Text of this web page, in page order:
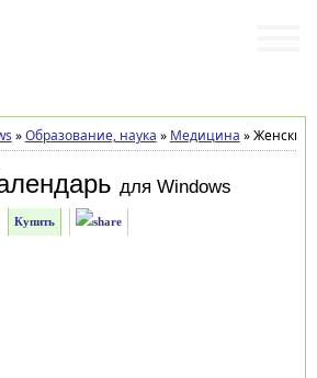
»Образование, наука » Медицина »Женский
для Windows
Купить